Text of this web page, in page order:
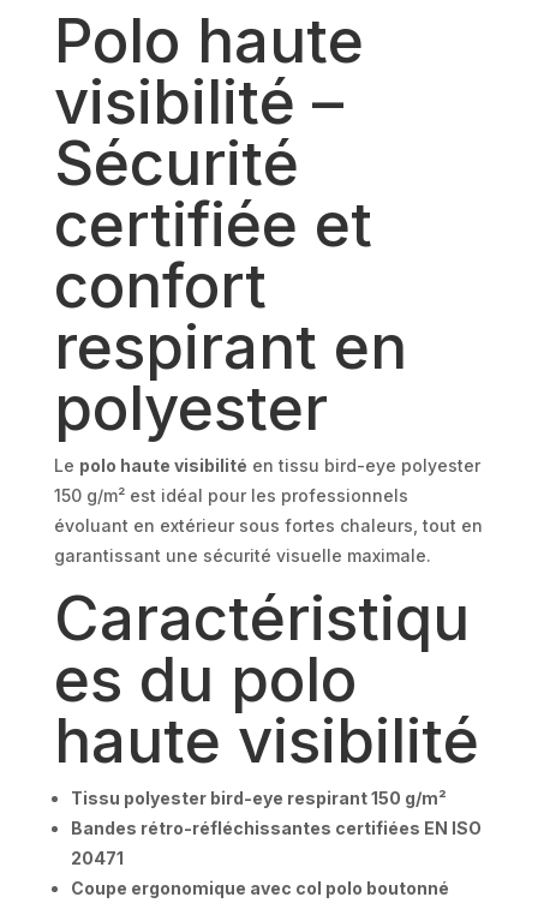
confort
respirant
en
polyester
Polo haute
visibilité –
Sécurité
certifiée et
confort
respirant en
polyester
Le polo haute visibilité en tissu bird-eye polyester
150 g/m² est idéal pour les professionnels
évoluant en extérieur sous fortes chaleurs, tout en
garantissant une sécurité visuelle maximale.
Caractéristiqu
es du polo
haute visibilité
Tissu polyester bird-eye respirant 150 g/m²
Bandes rétro-réfléchissantes certifiées EN ISO
20471
Coupe ergonomique avec col polo boutonné